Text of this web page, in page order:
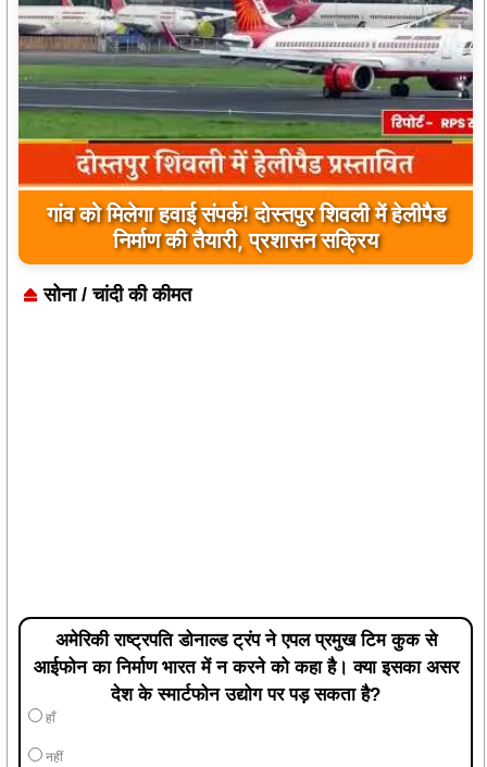
यूपी के बहराइच में बड़ा हादसा, कौड़ियाला नदी में नाव
पलटी, 17 लापता, एक का शव मिला
सोना / चांदी की कीमत
अमेरिकी राष्ट्रपति डोनाल्ड ट्रंप ने एपल प्रमुख टिम कुक से
आईफोन का निर्माण भारत में न करने को कहा है। क्या इसका असर
देश के स्मार्टफोन उद्योग पर पड़ सकता है?
हाँ
नहीं